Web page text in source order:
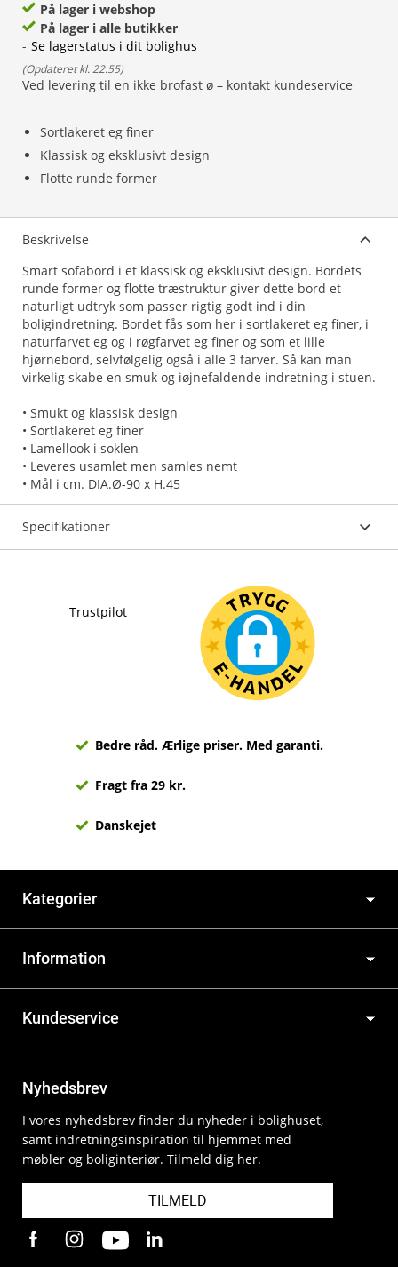
Sortlakeret eg finer
Klassisk og eksklusivt design
Flotte runde former
På lager i webshop
På lager i alle butikker
- Se lagerstatus i dit bolighus
(Opdateret kl. 22.55)
Ved levering til en ikke brofast ø – kontakt kundeservice
Beskrivelse
Smart sofabord i et klassisk og eksklusivt design. Bordets
runde former og flotte træstruktur giver dette bord et
naturligt udtryk som passer rigtig godt ind i din
boligindretning. Bordet fås som her i sortlakeret eg finer, i
naturfarvet eg og i røgfarvet eg finer og som et lille
hjørnebord, selvfølgelig også i alle 3 farver. Så kan man
virkelig skabe en smuk og iøjnefaldende indretning i stuen.
• Smukt og klassisk design
• Sortlakeret eg finer
• Lamellook i soklen
• Leveres usamlet men samles nemt
Specifikationer
Trustpilot
Bedre råd. Ærlige priser. Med garanti.
Fragt fra 29 kr.
Danskejet
Kategorier
Information
Kundeservice
Nyhedsbrev
I vores nyhedsbrev finder du nyheder i bolighuset,
samt indretningsinspiration til hjemmet med
møbler og boliginteriør. Tilmeld dig her.
TILMELD